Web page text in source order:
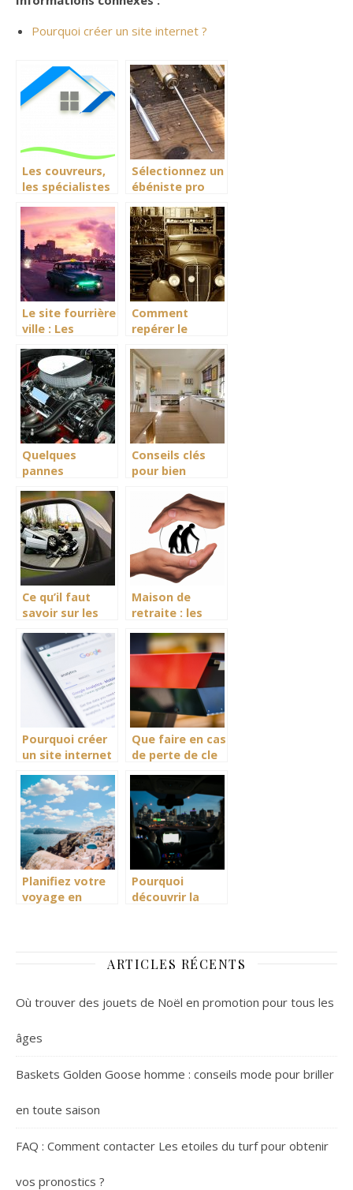
Pourquoi créer un site internet ?
Les couvreurs,
les spécialistes
Sélectionnez un
ébéniste pro
meilleure
qualité de
création de
meubles
Le site fourrière
ville : Les
services de
dépannage
Comment
repérer le
coin?
Quelques
pannes
voiture et
comment les
régler
Conseils clés
pour bien
cuisine
Ce qu’il faut
savoir sur les
automobile
Maison de
retraite : les
importants à
considérer
Pourquoi créer
un site internet
Que faire en cas
de perte de cle
acceder a ma
boite aux
lettres ?
Planifiez votre
voyage en
Pourquoi
découvrir la
peut vous faire
ARTICLES RÉCENTS
Où trouver des jouets de Noël en promotion pour tous les
âges
Baskets Golden Goose homme : conseils mode pour briller
en toute saison
FAQ : Comment contacter Les etoiles du turf pour obtenir
vos pronostics ?